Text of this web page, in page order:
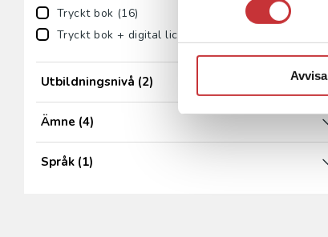
Avvisa
Tryckt bok (16)
Tryckt bok + digital licens (1)
Utbildningsnivå (2)
Ämne (4)
Språk (1)